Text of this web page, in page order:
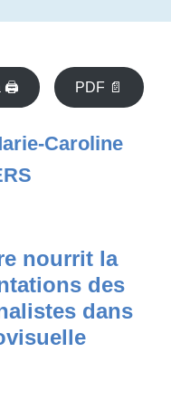
🖨 PDF 📄
Caroline
nourrit la
des
dans